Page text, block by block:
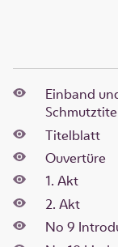
Einband
Titelblatt
Ouvertüre
1. Akt
2. Akt
No 9